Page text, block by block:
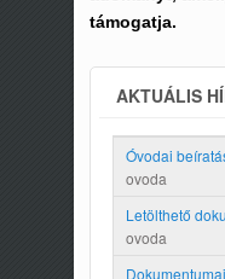
támogatja.
AKTUÁLIS
Óvodai
ovoda
Letölthető
ovoda